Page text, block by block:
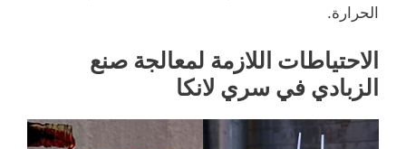
الحرارة.
الاحتياطات اللازمة لمعالجة صنع
الزبادي في سري لانكا